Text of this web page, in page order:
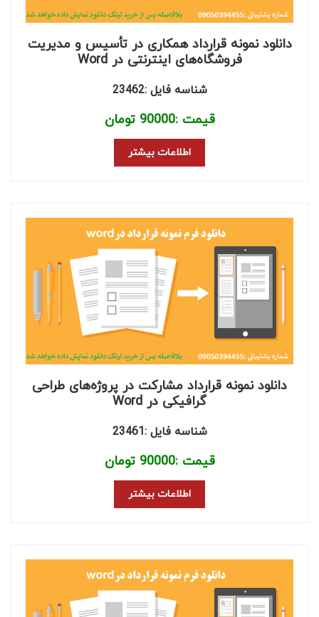
دانلود نمونه قرارداد همکاری در تأسیس و مدیریت
فروشگاه‌های اینترنتی در Word
شناسه فایل :23462
قیمت :90000 تومان
اطلاعات بیشتر
دانلود نمونه قرارداد مشارکت در پروژه‌های طراحی
گرافیکی در Word
شناسه فایل :23461
قیمت :90000 تومان
اطلاعات بیشتر